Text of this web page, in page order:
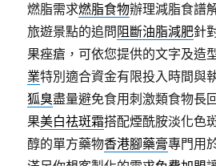
燃脂需求燃脂食物辦理減脂食譜
旅遊景點的追問 阻斷油脂減肥針
果痤瘡，可依您提供的文字及造
業特別適合資金有限投入時間與
狐臭盡量避免食用刺激類食物長
果美白祛斑霜搭配煙酰胺淡化色
醇的單方藥物香港腳藥膏專門用